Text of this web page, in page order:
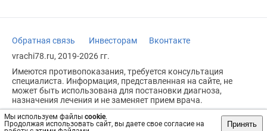
Мы используем файлы cookie.
Продолжая использовать сайт, вы даете свое согласие на
Принять
Обратная связь Инвесторам
Вконтакте
vrachi78.ru, 2019-2026 гг.
Имеются противопоказания, требуется консультация
специалиста. Информация, представленная на сайте, не
может быть использована для постановки диагноза,
назначения лечения и не заменяет прием врача.
Возрастное ограничение: 18+